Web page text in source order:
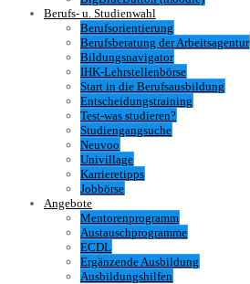
Berufs- u. Studienwahl
Berufsorientierung
Berufsberatung der Arbeitsagentur
Bildungsnavigator
IHK-Lehrstellenbörse
Start in die Berufsausbildung
Entscheidungstraining
Test-was studieren?
Studiengangsuche
Neuvoo
Univillage
Karrieretipps
Jobbörse
Angebote
Mentorenprogramm
Austauschprogramme
ECDL
Ergänzende Ausbildung
Ausbildungshilfen